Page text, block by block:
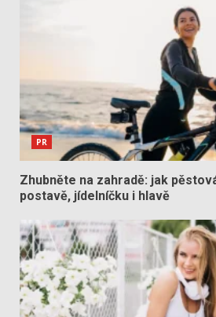
PR
Zhubněte na zahradě: jak
postavě, jídelníčku i hlavě